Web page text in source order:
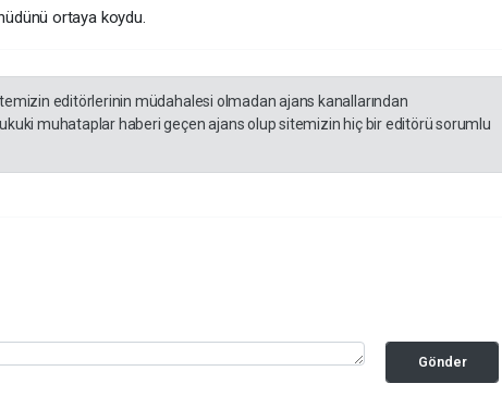
ortaya koydu.
editörlerinin müdahalesi olmadan ajans kanallarından
muhataplar haberi geçen ajans olup sitemizin hiç bir editörü sorumlu
Gönder